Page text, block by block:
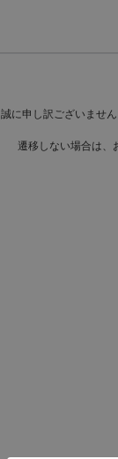
誠に申し訳ございませ
遷移しない場合は、